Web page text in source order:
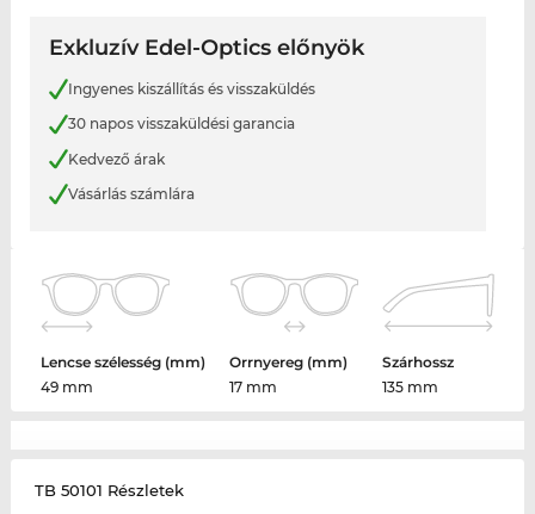
Exkluzív Edel-Optics előnyök
Ingyenes kiszállítás és visszaküldés
30 napos visszaküldési garancia
Kedvező árak
Vásárlás számlára
Lencse szélesség (mm)
49 mm
Orrnyereg (mm)
17 mm
Szárhossz
135 mm
TB 50101 Részletek